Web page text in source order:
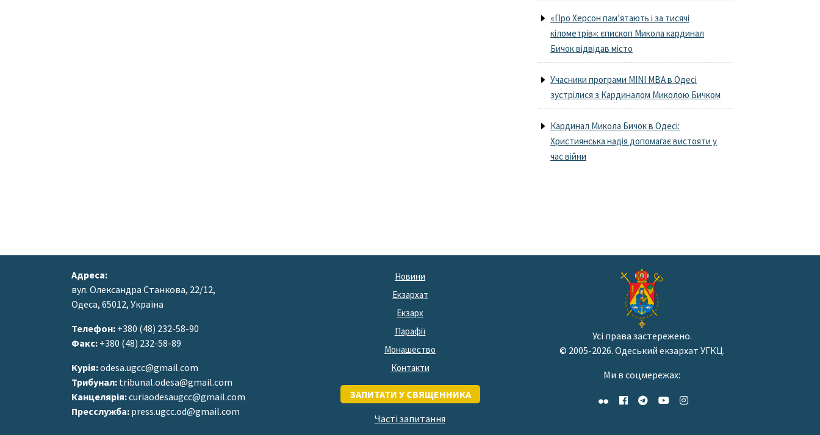
«Про Херсон пам’ятають і за тисячі
кілометрів»: єпископ Микола кардинал
Бичок відвідав місто
Учасники програми MINI MBA в Одесі
зустрілися з Кардиналом Миколою Бичком
Кардинал Микола Бичок в Одесі:
Християнська надія допомагає вистояти у
час війни
Адреса:
вул. Олександра Станкова, 22/12,
Одеса, 65012, Україна
Телефон: +380 (48) 232-58-90
Факс: +380 (48) 232-58-89
Курія:odesa.ugcc@gmail.com
Трибунал: tribunal.odesa@gmail.com
Канцелярія:curiaodesaugcc@gmail.com
Пресслужба: press.ugcc.od@gmail.com
Новини
Екзархат
Екзарх
Парафії
Монашество
Контакти
ЗАПИТАТИ У СВЯЩЕННИКА
Часті запитання
Усі права застережено.
© 2005-2026. Одеський екзархат УГКЦ.
Ми в соцмережах: